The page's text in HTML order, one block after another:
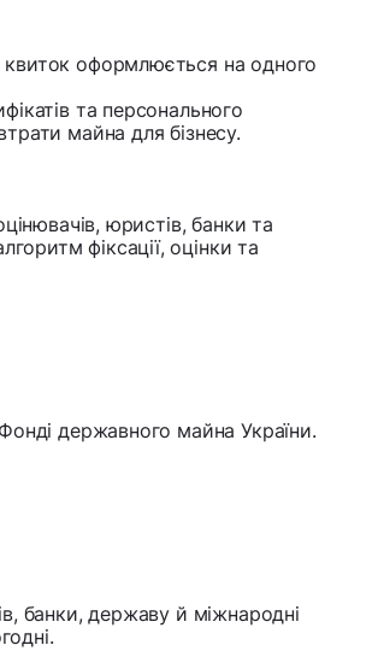
оформлюється на одного
та персонального
майна для бізнесу.
юристів, банки та
фіксації, оцінки та
державного майна України.
банки, державу й міжнародні